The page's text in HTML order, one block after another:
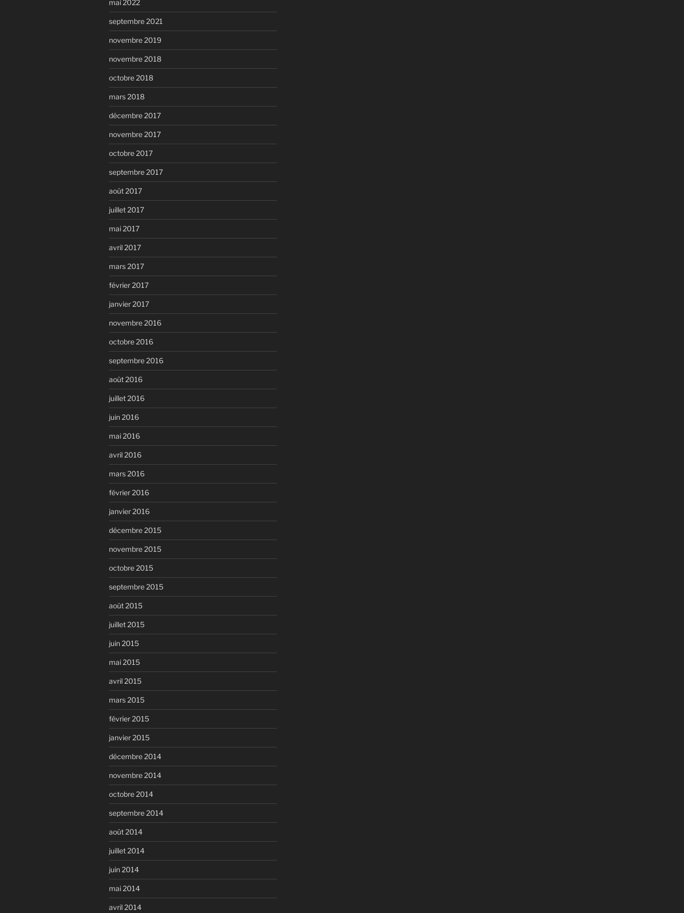
mai 2022
septembre 2021
novembre 2019
novembre 2018
octobre 2018
mars 2018
décembre 2017
novembre 2017
octobre 2017
septembre 2017
août 2017
juillet 2017
mai 2017
avril 2017
mars 2017
février 2017
janvier 2017
novembre 2016
octobre 2016
septembre 2016
août 2016
juillet 2016
juin 2016
mai 2016
avril 2016
mars 2016
février 2016
janvier 2016
décembre 2015
novembre 2015
octobre 2015
septembre 2015
août 2015
juillet 2015
juin 2015
mai 2015
avril 2015
mars 2015
février 2015
janvier 2015
décembre 2014
novembre 2014
octobre 2014
septembre 2014
août 2014
juillet 2014
juin 2014
mai 2014
avril 2014